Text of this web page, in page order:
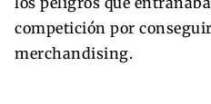
competición por
merchandising.